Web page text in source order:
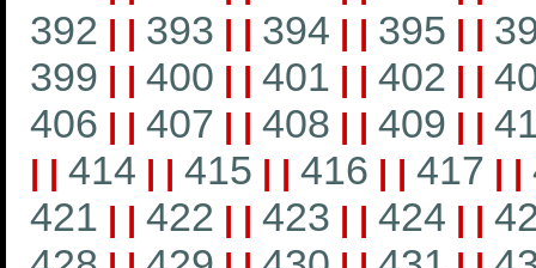
392 | | 393 | | 394 | | 395 | |
399 | | 400 | | 401 | | 402 | |
406 | | 407 | | 408 | | 409 | |
| | 414 | | 415 | | 416 | | 417 | |
421 | | 422 | | 423 | | 424 | |